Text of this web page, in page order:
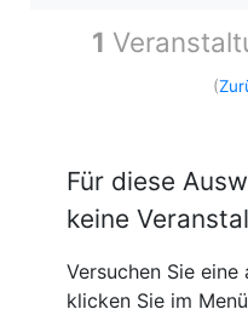
1
(
Für diese
keine
Versuchen Sie
klicken Sie im